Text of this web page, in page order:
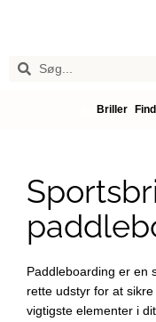
Briller
Paddleboarding er
rette udstyr for at
vigtigste elementer i